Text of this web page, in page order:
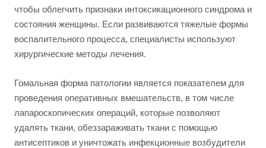
чтобы облегчить признаки интоксикационного синдрома и
состояния женщины. Если развиваются тяжелые формы
воспалительного процесса, специалисты используют
хирургические методы лечения.
Гомальная форма патологии является показателем для
проведения оперативных вмешательств, в том числе
лапароскопических операций, которые позволяют
удалять ткани, обеззараживать ткани с помощью
антисептиков и уничтожать инфекционные возбудители